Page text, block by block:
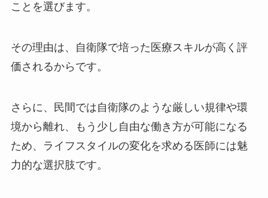
ことを選びます。
その理由は、自衛隊で培った医療スキルが高く評
価されるからです。
さらに、民間では自衛隊のような厳しい規律や環
境から離れ、もう少し自由な働き方が可能になる
ため、ライフスタイルの変化を求める医師には魅
力的な選択肢です。